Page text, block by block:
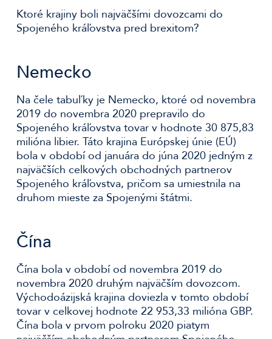
Ktoré krajiny boli najväčšími dovozcami do
Spojeného kráľovstva pred brexitom?
Nemecko
Na čele tabuľky je Nemecko, ktoré od novembra
2019 do novembra 2020 prepravilo do
Spojeného kráľovstva tovar v hodnote 30 875,83
milióna libier. Táto krajina Európskej únie (EÚ)
bola v období od januára do júna 2020 jedným z
najväčších celkových obchodných partnerov
Spojeného kráľovstva, pričom sa umiestnila na
druhom mieste za Spojenými štátmi.
Čína
Čína bola v období od novembra 2019 do
novembra 2020 druhým najväčším dovozcom.
Východoázijská krajina doviezla v tomto období
tovar v celkovej hodnote 22 953,33 milióna GBP.
Čína bola v prvom polroku 2020 piatym